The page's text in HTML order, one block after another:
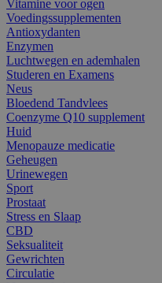
Vitamine voor ogen
Voedingssupplementen
Antioxydanten
Enzymen
Luchtwegen en ademhalen
Studeren en Examens
Neus
Bloedend Tandvlees
Coenzyme Q10 supplement
Huid
Menopauze medicatie
Geheugen
Urinewegen
Sport
Prostaat
Stress en Slaap
CBD
Seksualiteit
Gewrichten
Circulatie